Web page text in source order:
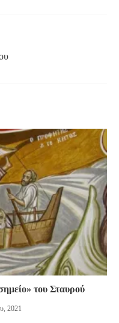
του Σταυρού
2021